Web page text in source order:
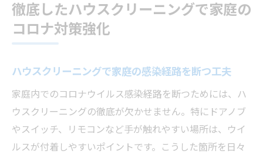
重要性
ハウスクリーニング活用で家族の健康守る
方法
感染源を減らすハウスクリーニングの具体
家族感染を防ぐための消毒と衛生管理実践法
ハウスクリーニングで家族感染を防止する
工夫
徹底したハウスクリーニングで家庭の
コロナ対策強化
ハウスクリーニングで家庭の感染経路を断つ工夫
家庭内でのコロナウイルス感染経路を断つためには、ハ
ウスクリーニングの徹底が欠かせません。特にドアノブ
やスイッチ、リモコンなど手が触れやすい場所は、ウイ
ルスが付着しやすいポイントです。こうした箇所を日々